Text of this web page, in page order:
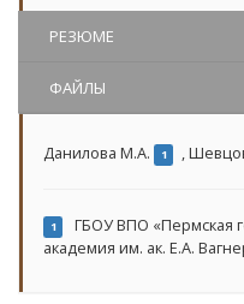
РЕЗЮМЕ
ФАЙЛЫ
Данилова М.А. 1 ,
1
ГБОУ ВПО «Пермская
академия им. ак. Е.А.